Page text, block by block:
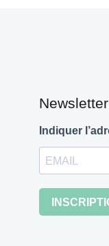
Newsletter
Indiquer